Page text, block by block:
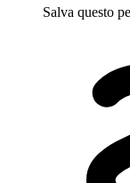
Salva questo